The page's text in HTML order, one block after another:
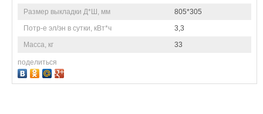
Размер выкладки Д*Ш, мм
805*305
Потр-е эл/эн в сутки, кВт*ч
3,3
Масса, кг
33
поделиться